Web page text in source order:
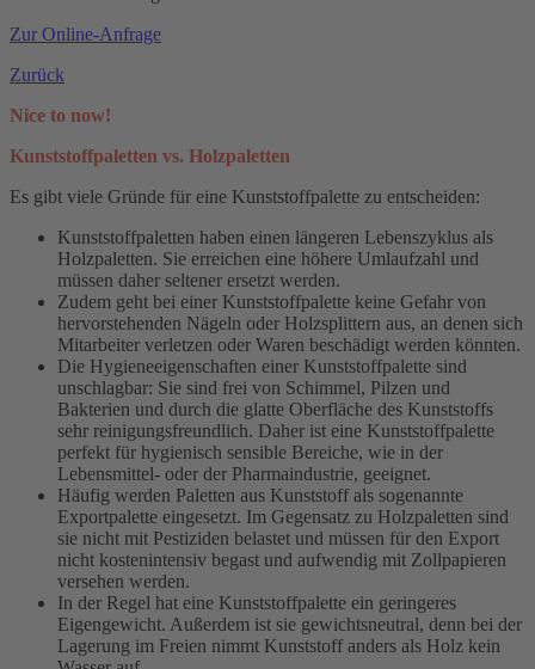
Zur Online-Anfrage
Zurück
Nice to now!
Kunststoffpaletten vs. Holzpaletten
Es gibt viele Gründe für eine Kunststoffpalette zu entscheiden:
Kunststoffpaletten haben einen längeren Lebenszyklus als
Holzpaletten. Sie erreichen eine höhere Umlaufzahl und
müssen daher seltener ersetzt werden.
Zudem geht bei einer Kunststoffpalette keine Gefahr von
hervorstehenden Nägeln oder Holzsplittern aus, an denen sich
Mitarbeiter verletzen oder Waren beschädigt werden könnten.
Die Hygieneeigenschaften einer Kunststoffpalette sind
unschlagbar: Sie sind frei von Schimmel, Pilzen und
Bakterien und durch die glatte Oberfläche des Kunststoffs
sehr reinigungsfreundlich. Daher ist eine Kunststoffpalette
perfekt für hygienisch sensible Bereiche, wie in der
Lebensmittel- oder der Pharmaindustrie, geeignet.
Häufig werden Paletten aus Kunststoff als sogenannte
Exportpalette eingesetzt. Im Gegensatz zu Holzpaletten sind
sie nicht mit Pestiziden belastet und müssen für den Export
nicht kostenintensiv begast und aufwendig mit Zollpapieren
versehen werden.
In der Regel hat eine Kunststoffpalette ein geringeres
Eigengewicht. Außerdem ist sie gewichtsneutral, denn bei der
Lagerung im Freien nimmt Kunststoff anders als Holz kein